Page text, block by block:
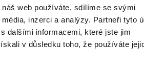
náš web používáte, sdílíme se svými
inzerci a analýzy. Partneři tyto
dalšími informacemi, které jste jim
v důsledku toho, že používáte